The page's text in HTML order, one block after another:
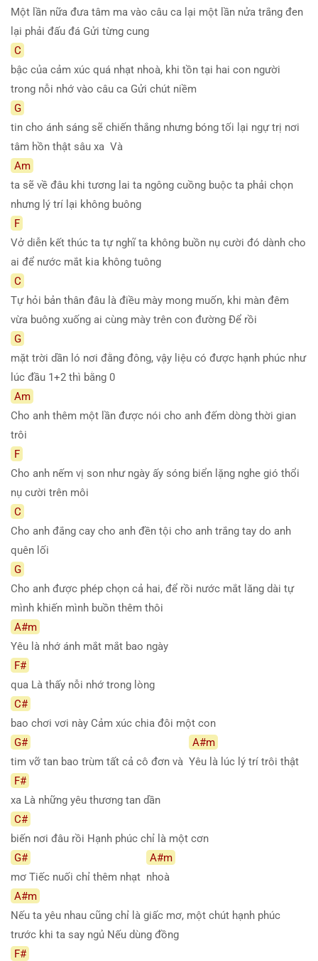
Một lần nữa đưa tâm ma vào câu ca lại một lần nửa trắng đen
lại phải đấu đá Gửi từng cung
C
bậc của cảm xúc quá nhạt nhoà, khi tồn tại hai con người
trong nỗi nhớ vào câu ca Gửi chút niềm
G
tin cho ánh sáng sẽ chiến thắng nhưng bóng tối lại ngự trị nơi
tâm hồn thật sâu xa Và
Am
ta sẽ về đâu khi tương lai ta ngông cuồng buộc ta phải chọn
nhưng lý trí lại không buông
F
Vở diễn kết thúc ta tự nghĩ ta không buồn nụ cười đó dành cho
ai để nước mắt kia không tuông
C
Tự hỏi bản thân đâu là điều mày mong muốn, khi màn đêm
vừa buông xuống ai cùng mày trên con đường Để rồi
G
mặt trời dần ló nơi đằng đông, vậy liệu có được hạnh phúc như
lúc đầu 1+2 thì bằng 0
Am
Cho anh thêm một lần được nói cho anh đếm dòng thời gian
trôi
F
Cho anh nếm vị son như ngày ấy sóng biển lặng nghe gió thổi
nụ cười trên môi
C
Cho anh đắng cay cho anh đền tội cho anh trắng tay do anh
quên lối
G
Cho anh được phép chọn cả hai, để rồi nước mắt lăng dài tự
mình khiến mình buồn thêm thôi
A#m
Yêu là nhớ ánh mắt mắt bao ngày
F#
qua Là thấy nỗi nhớ trong lòng
C#
bao chơi vơi này Cảm xúc chia đôi một con
G#
tim vỡ tan bao trùm tất cả cô đơn và
A#m
Yêu là lúc lý trí trôi thật
F#
xa Là những yêu thương tan dần
C#
biến nơi đâu rồi Hạnh phúc chỉ là một cơn
G#
mơ Tiếc nuối chỉ thêm nhạt
A#m
nhoà
A#m
Nếu ta yêu nhau cũng chỉ là giấc mơ, một chút hạnh phúc
trước khi ta say ngủ Nếu dùng đồng
F#